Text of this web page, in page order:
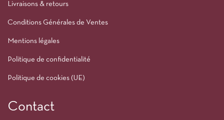
Livraisons & retours
Conditions Générales de Ventes
Mentions légales
Politique de confidentialité
Politique de cookies (UE)
Contact